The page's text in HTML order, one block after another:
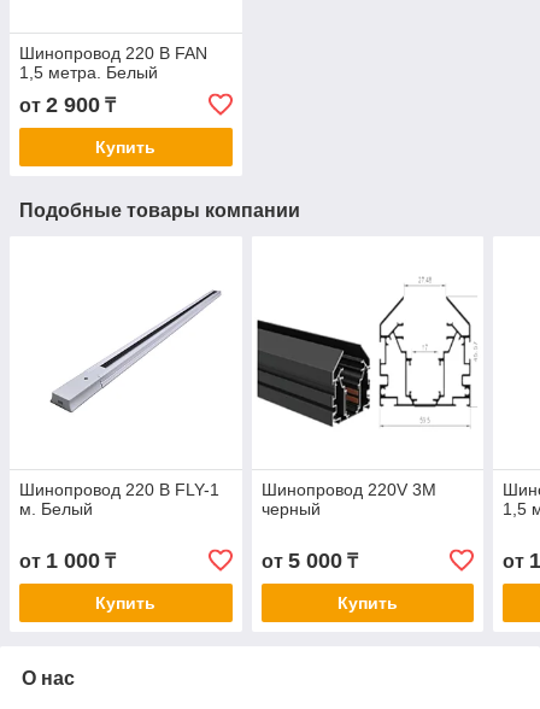
Шинопровод 220 В FAN
1,5 метра. Белый
от 2 900 ₸
Купить
Подобные товары компании
Шинопровод 220 В FLY-1
м. Белый
от 1 000 ₸
Купить
Шинопровод 220V 3M
черный
от 5 000₸
Купить
1,5
от
О нас